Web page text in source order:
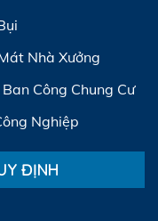
Nhà Xưởng
Công Chung Cư
Nghiệp
ĐỊNH